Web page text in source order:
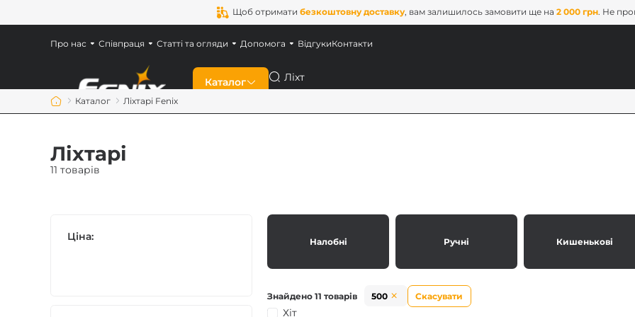
Щоб отриматибезкоштовну доставку, вам залишилось замовити ще на2 000 грн. Не
Каталог
Акумулятори Fenix
Пошук
Про нас Співпраця Статті та огляди Допомога ВідгукиКонтакти
Каталог Ліхтарі Fenix
Ліхтарі
11 товарів
Налобні Ручні Кишенькові
Знайдено 11 товарів 500 Скасувати
Хіт
Ціна: